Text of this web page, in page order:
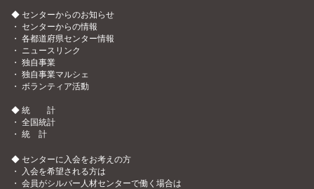
◆ センターからのお知らせ
・ センターからの情報
・各都道府県センター情報
・
ニュースリンク
・独自事業
・独自事業マルシェ
・ ボランティア活動
◆ 統 計
・全国統計
・統 計
◆ センターに入会をお考えの方
・
入会を希望される方は
・会員がシルバー人材センターで働く場合は